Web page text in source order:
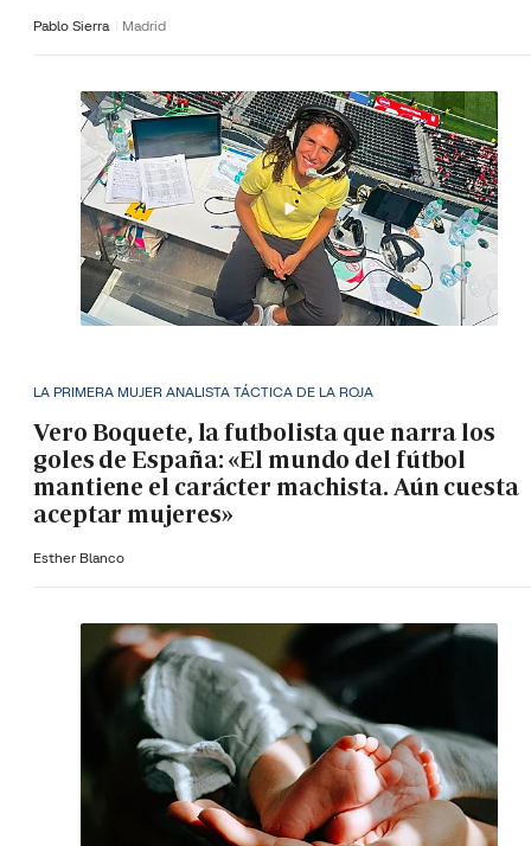
Pablo Sierra Madrid
LA PRIMERA MUJER ANALISTA TÁCTICA DE LA ROJA
Vero Boquete, la futbolista que narra los
goles de España: «El mundo del fútbol
mantiene el carácter machista. Aún cuesta
aceptar mujeres»
Esther Blanco